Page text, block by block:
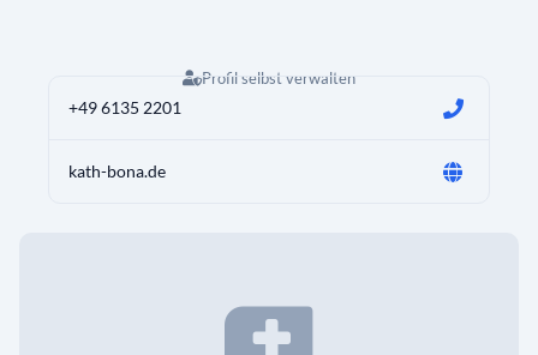
Profil selbst verwalten
+49 6135 2201
kath-bona.de